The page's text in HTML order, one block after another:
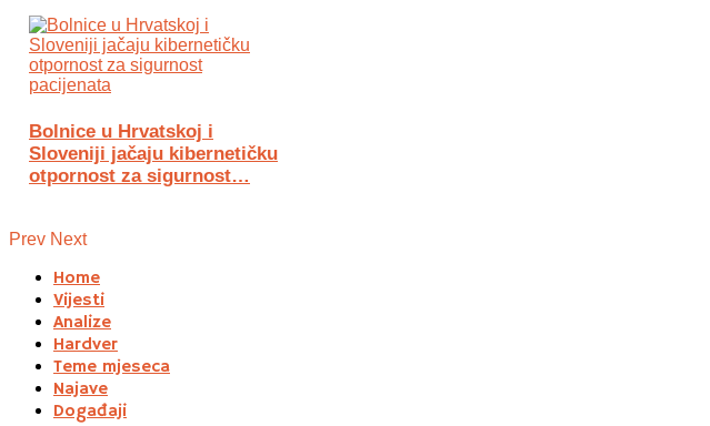
Bolnice u Hrvatskoj i
Sloveniji jačaju kibernetičku
otpornost za sigurnost…
Prev Next
Home
Vijesti
Analize
Hardver
Teme mjeseca
Najave
Događaji